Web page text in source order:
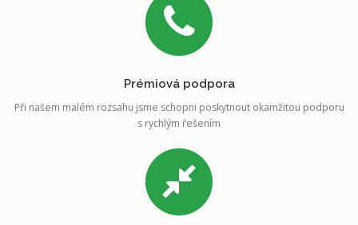
Prémiová podpora
Při našem malém rozsahu jsme schopni poskytnout okamžitou podporu
s rychlým řešením